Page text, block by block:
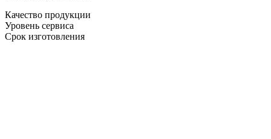
Качество продукции
Уровень сервиса
Срок изготовления